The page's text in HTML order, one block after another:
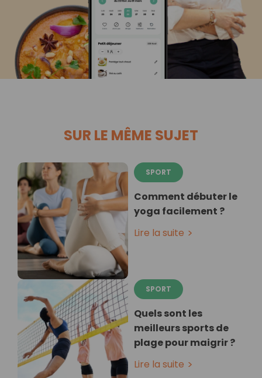
SUR LE MÊME SUJET
SPORT
Comment débuter le
yoga facilement ?
Lire la suite
SPORT
Quels sont les
meilleurs sports de
plage pour maigrir ?
Lire la suite